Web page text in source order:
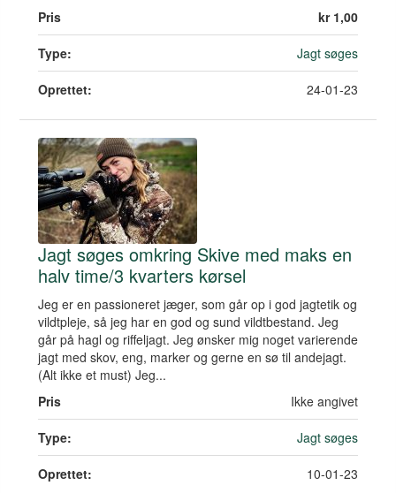
Pris
kr 1,00
Type: Jagt søges
Oprettet: 24-01-23
Jagt søges omkring Skive med maks en
halv time/3 kvarters kørsel
Jeg er en passioneret jæger, som går op i god jagtetik og
vildtpleje, så jeg har en god og sund vildtbestand. Jeg
går på hagl og riffeljagt. Jeg ønsker mig noget varierende
jagt med skov, eng, marker og gerne en sø til andejagt.
(Alt ikke et must) Jeg...
Pris
Ikke angivet
Type: Jagt søges
Oprettet: 10-01-23